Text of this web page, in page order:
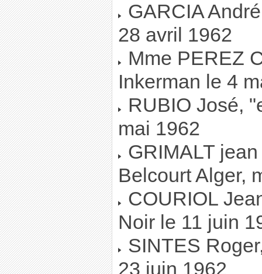
GARCIA
28 avril 1962
Mme PEREZ
Inkerman le 4
RUBIO José,
mai 1962
GRIMALT
Belcourt Alger,
COURIOL
Noir le 11 juin
SINTES
23 juin 1962